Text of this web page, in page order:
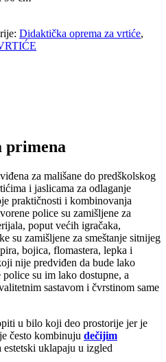
Didaktička oprema za vrtiće,
primena
za mališane do predškolskog
i jaslicama za odlaganje
praktičnosti i kombinovanja
police su zamišljene za
poput većih igračaka,
su zamišljene za smeštanje sitnijeg
bojica, flomastera, lepka i
nije predviđen da bude lako
su im lako dostupne, a
sastavom i čvrstinom same
u bilo koji deo prostorije jer je
često kombinuju dečijim
uklapaju u izgled